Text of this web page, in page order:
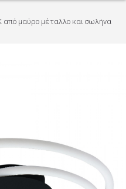
από μαύρο μέταλλο και σωλήνα